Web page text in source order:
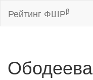
Рейтинг ФШРβ